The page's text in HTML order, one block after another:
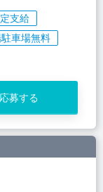
支給
車場無料
応募する